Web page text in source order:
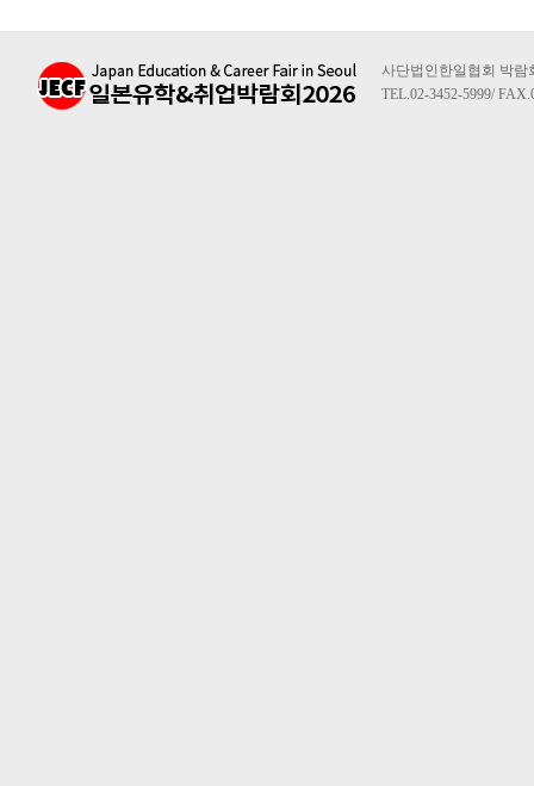
사단법인한일협회 박람
TEL.02-3452-5999/